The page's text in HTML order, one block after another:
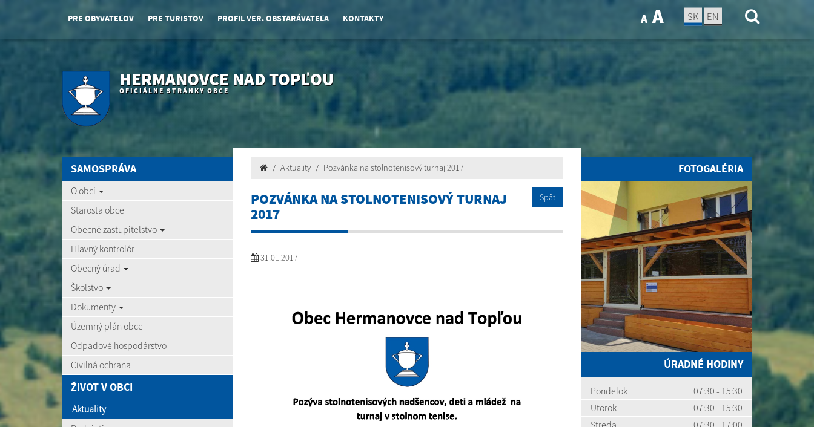
PRE OBYVATEĽOV PRE TURISTOV PROFIL VER. OBSTARÁVATEĽA KONTAKTY A A SK EN
HERMANOVCE NAD TOPĽOU
OFICIÁLNE STRÁNKY OBCE
SAMOSPRÁVA
O obci
Starosta obce
Obecné zastupiteľstvo
Hlavný kontrolór
Obecný úrad
Školstvo
Dokumenty
Územný plán obce
Odpadové hospodárstvo
Civilná ochrana
ŽIVOT V OBCI
Aktuality
Aktuality Pozvánka na stolnotenisový turnaj 2017
POZVÁNKA NA STOLNOTENISOVÝ TURNAJ
2017
Späť
31.01.2017
FOTOGALÉRIA
ÚRADNÉ HODINY
Pondelok
07:30 - 15:30
Utorok
07:30 - 15:30
Streda
07:30 - 17:00